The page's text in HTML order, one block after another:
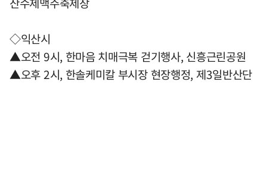
◇익산시
▲오전 9시, 한마음 치매극복 걷기행사, 신흥근린공원
▲오후 2시, 한솔케미칼 부시장 현장행정, 제3일반산단